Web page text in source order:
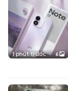
1 phút trước 6